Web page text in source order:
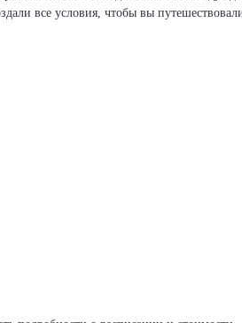
все условия, чтобы вы